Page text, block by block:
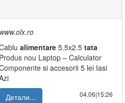
www.olx.ro
alimentare 5.5x2.5 tata
Produs nou Laptop – Calculator
si accesorii 5 lei Iasi
Детали...
04.06|15:26